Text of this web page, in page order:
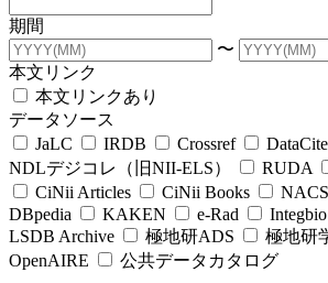
期間
〜
本文リンク
本文リンクあり
データソース
JaLC
IRDB Crossref DataCite
NDLデジコレ（旧NII-ELS）
RUDA
CiNii Articles
CiNii Books
DBpedia
KAKEN e-Rad Integbio
LSDB Archive
極地研ADS
極地研
OpenAIRE
公共データカタログ